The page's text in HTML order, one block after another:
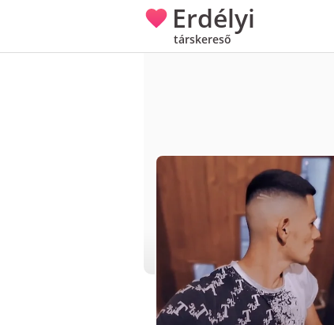
Erdélyi
társkereső